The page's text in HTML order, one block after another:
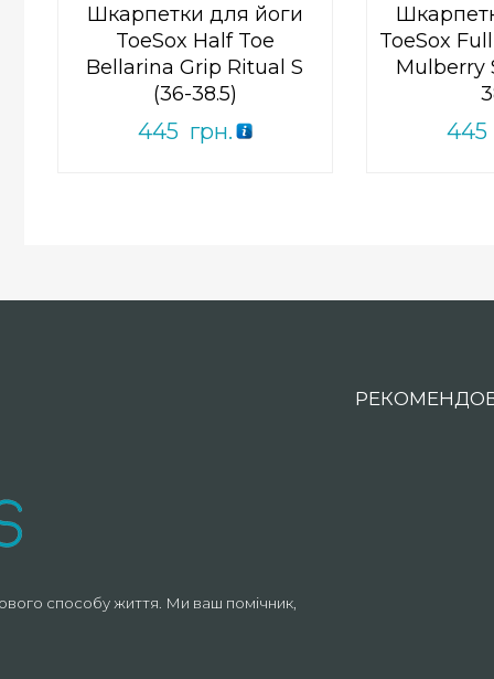
Шкарпетки для йоги
ToeSox Half Toe
Bellarina Grip Ritual S
(36-38.5)
445 грн.
ToeSox
Mulberry
445
способу життя. Ми ваш помічник,